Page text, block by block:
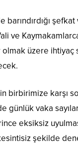
barındırdığı
ve
üzere ihtiyaç
birbirimize karşı
günlük vaka
eksiksiz
şekilde